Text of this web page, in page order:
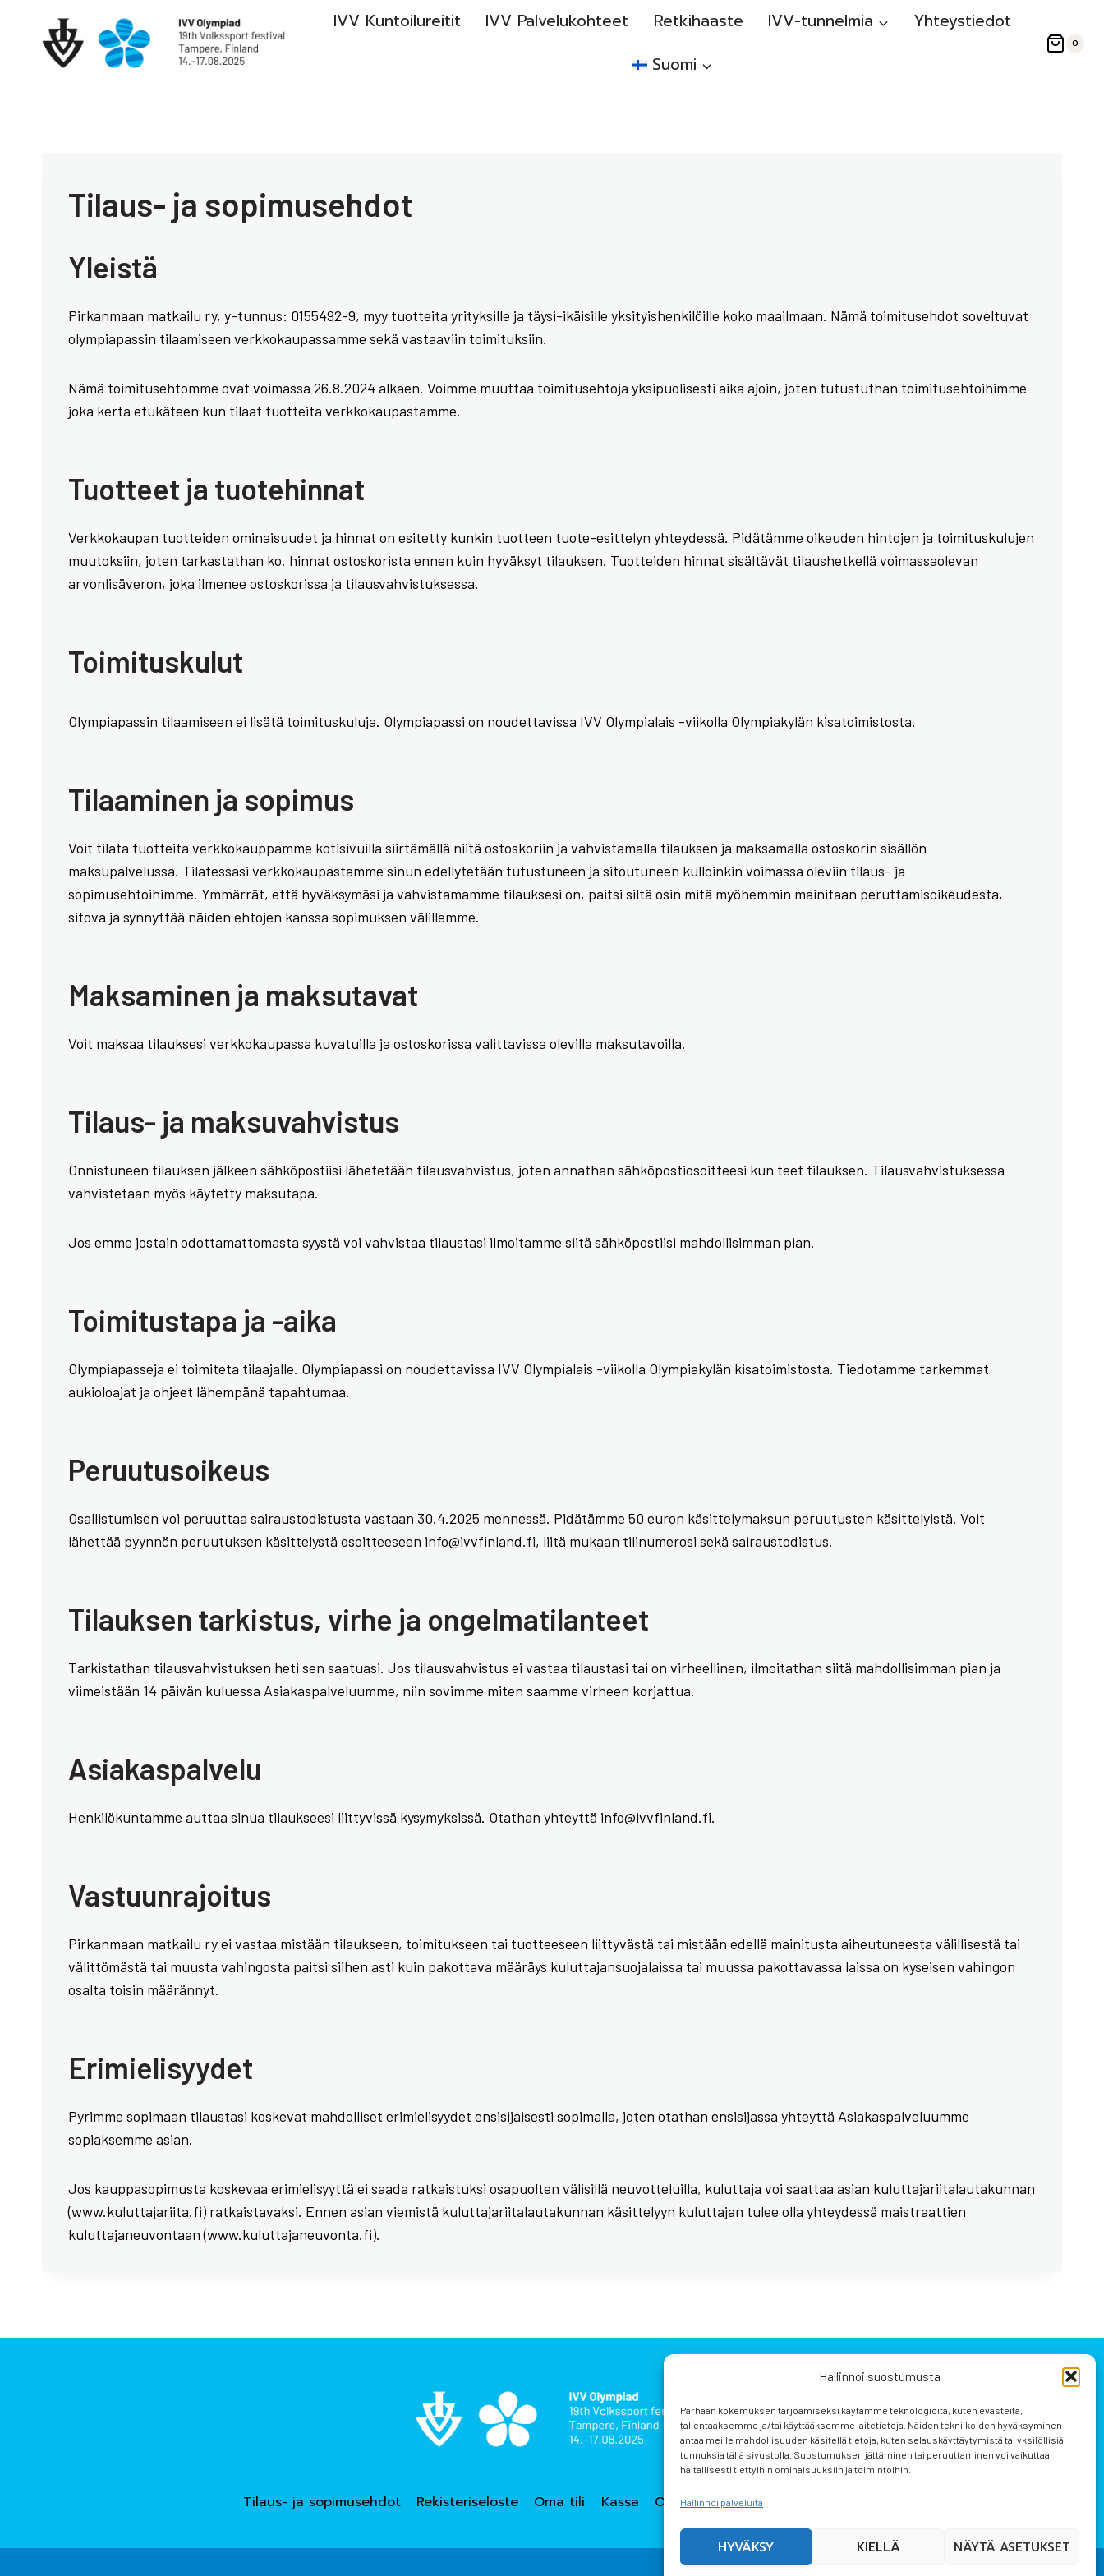
Hallinnoi suostumusta
Parhaan kokemuksen tarjoamiseksi käytämme teknologioita, kuten evästeitä,
tallentaaksemme ja/tai käyttääksemme laitetietoja. Näiden tekniikoiden hyväksyminen
antaa meille mahdollisuuden käsitellä tietoja, kuten selauskäyttäytymistä tai yksilöllisiä
tunnuksia tällä sivustolla. Suostumuksen jättäminen tai peruuttaminen voi vaikuttaa
haitallisesti tiettyihin ominaisuuksiin ja toimintoihin.
Hallinnoi palveluita
HYVÄKSY KIELLÄ NÄYTÄ ASETUKSET
sisältöön
IVV Kuntoilureitit IVV Palvelukohteet Retkihaaste IVV-tunnelmia
Yhteystiedot
Suomi
0
Tilaus- ja sopimusehdot
Yleistä
Pirkanmaan matkailu ry, y-tunnus: 0155492-9, myy tuotteita yrityksille ja täysi-ikäisille yksityishenkilöille koko maailmaan. Nämä toimitusehdot soveltuvat
olympiapassin tilaamiseen verkkokaupassamme sekä vastaaviin toimituksiin.
Nämä toimitusehtomme ovat voimassa 26.8.2024 alkaen. Voimme muuttaa toimitusehtoja yksipuolisesti aika ajoin, joten tutustuthan toimitusehtoihimme
joka kerta etukäteen kun tilaat tuotteita verkkokaupastamme.
Tuotteet ja tuotehinnat
Verkkokaupan tuotteiden ominaisuudet ja hinnat on esitetty kunkin tuotteen tuote-esittelyn yhteydessä. Pidätämme oikeuden hintojen ja toimituskulujen
muutoksiin, joten tarkastathan ko. hinnat ostoskorista ennen kuin hyväksyt tilauksen. Tuotteiden hinnat sisältävät tilaushetkellä voimassaolevan
arvonlisäveron, joka ilmenee ostoskorissa ja tilausvahvistuksessa.
Toimituskulut
Olympiapassin tilaamiseen ei lisätä toimituskuluja. Olympiapassi on noudettavissa IVV Olympialais -viikolla Olympiakylän kisatoimistosta.
Tilaaminen ja sopimus
Voit tilata tuotteita verkkokauppamme kotisivuilla siirtämällä niitä ostoskoriin ja vahvistamalla tilauksen ja maksamalla ostoskorin sisällön
maksupalvelussa. Tilatessasi verkkokaupastamme sinun edellytetään tutustuneen ja sitoutuneen kulloinkin voimassa oleviin tilaus- ja
sopimusehtoihimme. Ymmärrät, että hyväksymäsi ja vahvistamamme tilauksesi on, paitsi siltä osin mitä myöhemmin mainitaan peruttamisoikeudesta,
sitova ja synnyttää näiden ehtojen kanssa sopimuksen välillemme.
Maksaminen ja maksutavat
Voit maksaa tilauksesi verkkokaupassa kuvatuilla ja ostoskorissa valittavissa olevilla maksutavoilla.
Tilaus- ja maksuvahvistus
Onnistuneen tilauksen jälkeen sähköpostiisi lähetetään tilausvahvistus, joten annathan sähköpostiosoitteesi kun teet tilauksen. Tilausvahvistuksessa
vahvistetaan myös käytetty maksutapa.
Jos emme jostain odottamattomasta syystä voi vahvistaa tilaustasi ilmoitamme siitä sähköpostiisi mahdollisimman pian.
Toimitustapa ja -aika
Olympiapasseja ei toimiteta tilaajalle. Olympiapassi on noudettavissa IVV Olympialais -viikolla Olympiakylän kisatoimistosta. Tiedotamme tarkemmat
aukioloajat ja ohjeet lähempänä tapahtumaa.
Peruutusoikeus
Osallistumisen voi peruuttaa sairaustodistusta vastaan 30.4.2025 mennessä. Pidätämme 50 euron käsittelymaksun peruutusten käsittelyistä. Voit
lähettää pyynnön peruutuksen käsittelystä osoitteeseen info@ivvfinland.fi, liitä mukaan tilinumerosi sekä sairaustodistus.
Tilauksen tarkistus, virhe ja ongelmatilanteet
Tarkistathan tilausvahvistuksen heti sen saatuasi. Jos tilausvahvistus ei vastaa tilaustasi tai on virheellinen, ilmoitathan siitä mahdollisimman pian ja
viimeistään 14 päivän kuluessa Asiakaspalveluumme, niin sovimme miten saamme virheen korjattua.
Asiakaspalvelu
Henkilökuntamme auttaa sinua tilaukseesi liittyvissä kysymyksissä. Otathan yhteyttä info@ivvfinland.fi.
Vastuunrajoitus
Pirkanmaan matkailu ry ei vastaa mistään tilaukseen, toimitukseen tai tuotteeseen liittyvästä tai mistään edellä mainitusta aiheutuneesta välillisestä tai
välittömästä tai muusta vahingosta paitsi siihen asti kuin pakottava määräys kuluttajansuojalaissa tai muussa pakottavassa laissa on kyseisen vahingon
osalta toisin määrännyt.
Erimielisyydet
Pyrimme sopimaan tilaustasi koskevat mahdolliset erimielisyydet ensisijaisesti sopimalla, joten otathan ensisijassa yhteyttä Asiakaspalveluumme
sopiaksemme asian.
Jos kauppasopimusta koskevaa erimielisyyttä ei saada ratkaistuksi osapuolten välisillä neuvotteluilla, kuluttaja voi saattaa asian kuluttajariitalautakunnan
(www.kuluttajariita.fi) ratkaistavaksi. Ennen asian viemistä kuluttajariitalautakunnan käsittelyyn kuluttajan tulee olla yhteydessä maistraattien
kuluttajaneuvontaan (www.kuluttajaneuvonta.fi).
Tilaus- ja sopimusehdot Rekisteriseloste Oma tili Kassa Ostoskori Evästekäytäntö (EU)